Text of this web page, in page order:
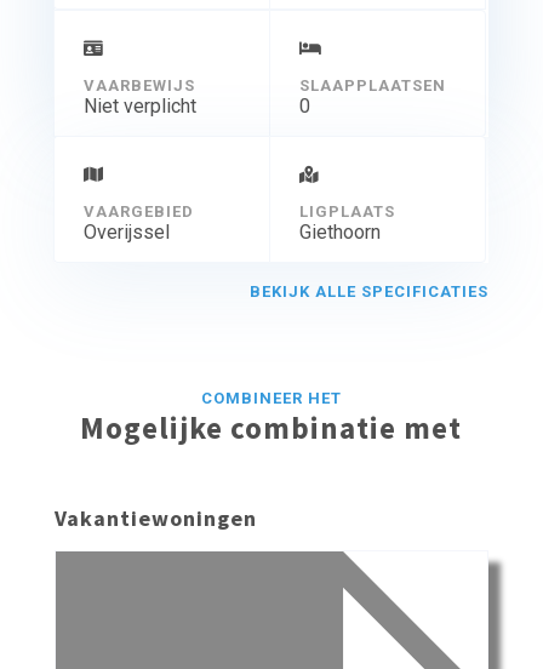
VAARBEWIJS
Niet verplicht
SLAAPPLAATSEN
0
VAARGEBIED
Overijssel
LIGPLAATS
Giethoorn
BEKIJK ALLE SPECIFICATIES
COMBINEER HET
Mogelijke combinatie met
Vakantiewoningen